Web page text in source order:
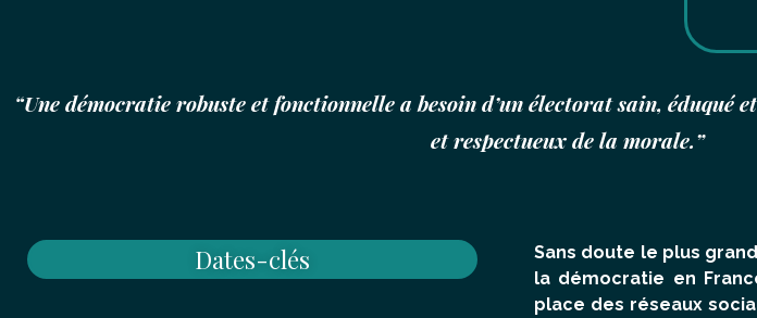
“Une démocratie robuste et fonctionnelle a besoin d’un électorat sain, éduqué
et respectueux de la morale.”
Dates-clés
Sans doute le plus
la démocratie en
place des réseaux